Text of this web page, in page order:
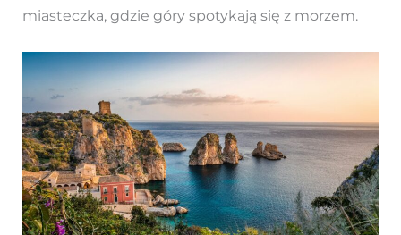
miasteczka, gdzie góry spotykają się z morzem.